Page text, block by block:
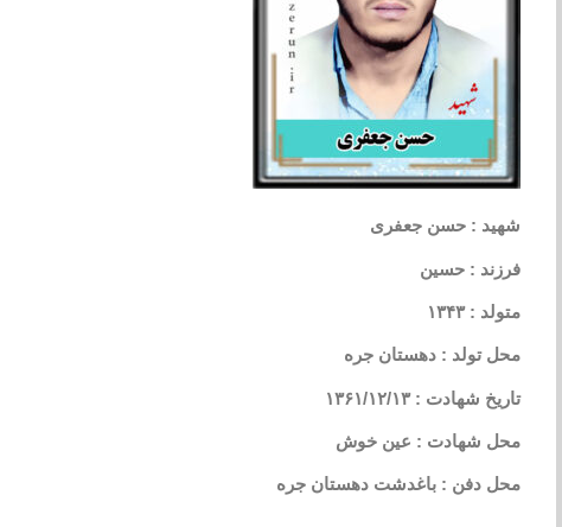
شهید : حسن جعفری
فرزند : حسین
متولد : ۱۳۴۳
محل تولد : دهستان جره
تاریخ شهادت : ۱۳۶۱/۱۲/۱۳
محل شهادت : عین خوش
محل دفن : باغدشت دهستان جره